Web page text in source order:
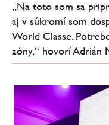
„Na toto som sa
aj v súkromí som
World Classe.
zóny,“ hovorí Adrián